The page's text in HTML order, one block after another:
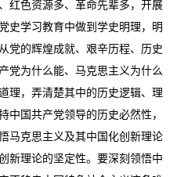
色资源多、革命先辈多，开展
史学习教育中做到学史明理，明
党的辉煌成就、艰辛历程、历史
党为什么能、马克思主义为什么
理，弄清楚其中的历史逻辑、理
中国共产党领导的历史必然性，
马克思主义及其中国化创新理论
新理论的坚定性。要深刻领悟中